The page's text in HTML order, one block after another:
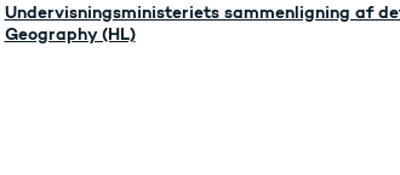
Undervisningsministeriets sammenligning af
Geography (HL)